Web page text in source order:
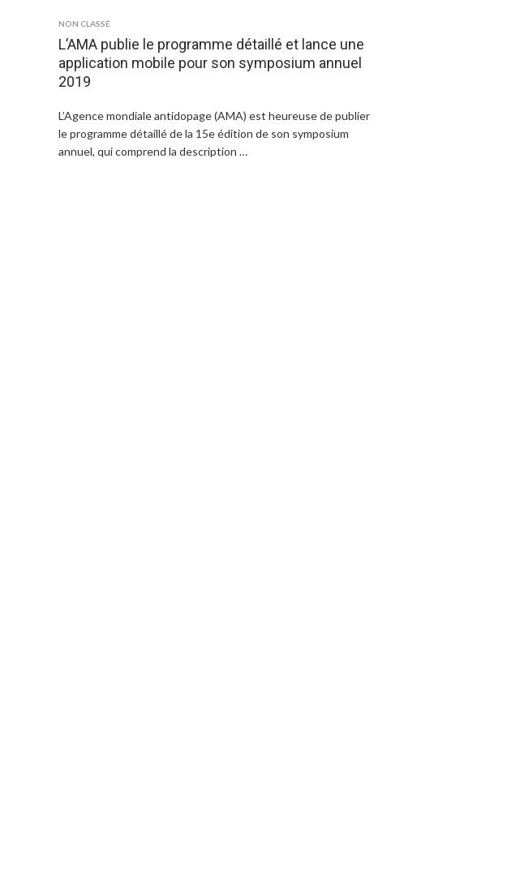
NON CLASSÉ
L’AMA publie le programme détaillé et lance une
application mobile pour son symposium annuel
2019
L’Agence mondiale antidopage (AMA) est heureuse de publier
le programme détaillé de la 15e édition de son symposium
annuel, qui comprend la description …